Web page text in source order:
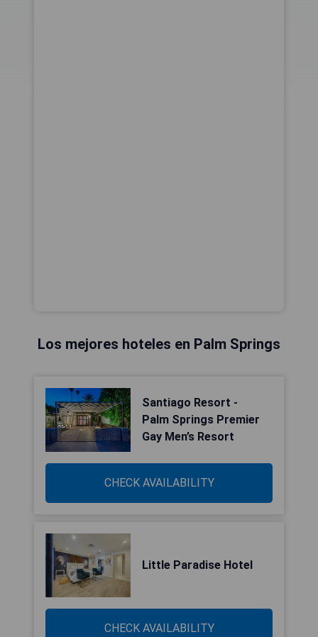
Los mejores hoteles en Palm Springs
Santiago Resort -
Palm Springs Premier
Gay Men’s Resort
CHECK AVAILABILITY
Little Paradise Hotel
CHECK AVAILABILITY